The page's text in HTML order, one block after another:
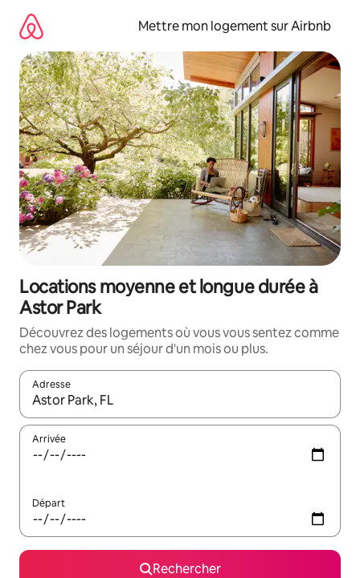
directement
contenu
Mettre mon logement sur Airbnb
Locations moyenne et longue durée à
Astor Park
Découvrez des logements où vous vous sentez comme
chez vous pour un séjour d'un mois ou plus.
Adresse
Lorsque les résultats s'affichent, utilisez les flèches vers le
Arrivée
Départ
Rechercher